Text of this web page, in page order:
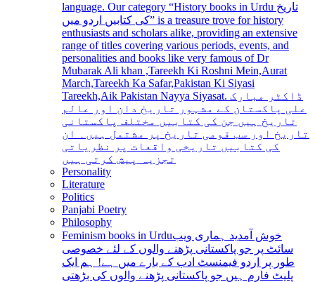
language. Our category “History books in Urdu تاریخ
کی کتابیں اردو میں” is a treasure trove for history
enthusiasts and scholars alike, providing an extensive
range of titles covering various periods, events, and
personalities and books like very famous of Dr
Mubarak Ali khan ,Tareekh Ki Roshni Mein,Aurat
March,Tareekh Ka Safar,Pakistan Ki Siyasi
Tareekh,Aik Pakistan Nayya Siyasat. ڈاکٹر مبارک
علی پاکستان کے مشہور تاریخ دان اور عالم
تاریخ ہیں جن کی کتابیں مختلف پاکستانی
تاریخ اور سب قومی تاریخ پر مشتمل ہیں۔ ان
کی کتابیں تاریخی واقعات پر نظریاتی
تجزیہ پیش کرتی ہیں
Personality
Literature
Politics
Panjabi Poetry
Philosophy
Feminism books in Urduخوش آمدید ہماری ویب
سائٹ پر جو پاکستانی پڑھنے والوں کے لئے خصوصی
طور پر اردو فیمنسٹ ادب کے بارے میں ہے! ہم ایک
پلیٹ فارم ہیں جو پاکستانی پڑھنے والوں کی بڑھتی